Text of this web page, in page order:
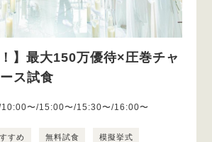
】最大150万優待×圧巻チャ
ス試食
〜/15:00〜/15:30〜/16:00〜
すめ 無料試食 模擬挙式